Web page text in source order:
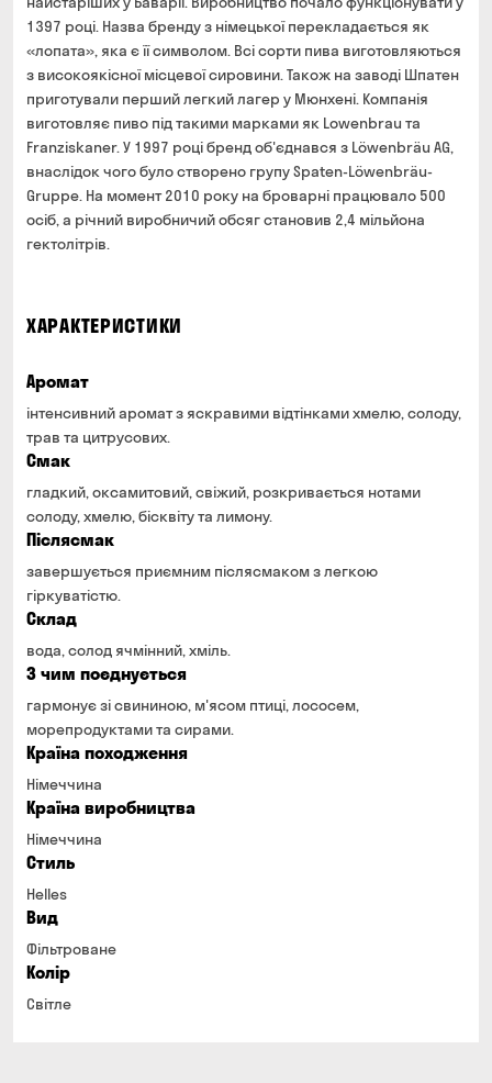
1397 році. Назва бренду з німецької перекладається як
«лопата», яка є її символом. Всі сорти пива виготовляються
з високоякісної місцевої сировини. Також на заводі Шпатен
приготували перший легкий лагер у Мюнхені. Компанія
виготовляє пиво під такими марками як Lowenbrau та
Franziskaner. У 1997 році бренд об'єднався з Löwenbräu AG,
внаслідок чого було створено групу Spaten-Löwenbräu-
Gruppe. На момент 2010 року на броварні працювало 500
осіб, а річний виробничий обсяг становив 2,4 мільйона
гектолітрів.
ХАРАКТЕРИСТИКИ
Аромат
інтенсивний аромат з яскравими відтінками хмелю, солоду,
трав та цитрусових.
Смак
гладкий, оксамитовий, свіжий, розкривається нотами
солоду, хмелю, бісквіту та лимону.
Післясмак
завершується приємним післясмаком з легкою
гіркуватістю.
Склад
вода, солод ячмінний, хміль.
З чим поєднується
гармонує зі свининою, м'ясом птиці, лососем,
морепродуктами та сирами.
Країна походження
Німеччина
Країна виробництва
Німеччина
Стиль
Helles
Вид
Фільтроване
Колір
Світле